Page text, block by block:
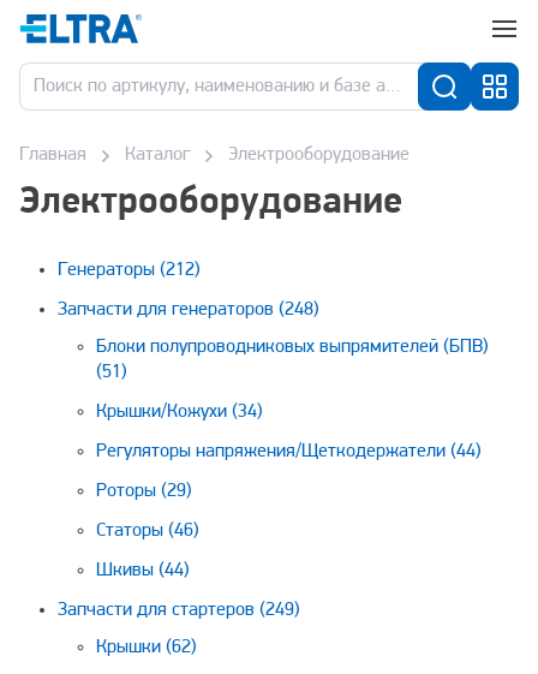
Главная Каталог Электрооборудование
Электрооборудование
Генераторы (212)
Запчасти для генераторов (248)
Блоки полупроводниковых выпрямителей (БПВ)
(51)
Крышки/Кожухи (34)
Регуляторы напряжения/Щеткодержатели (44)
Роторы (29)
Статоры (46)
Шкивы (44)
Запчасти для стартеров (249)
Крышки (62)